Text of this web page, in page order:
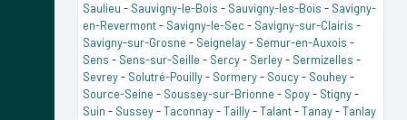
Saulieu - Sauvigny-le-Bois - Sauvigny-les-Bois - Savigny-
en-Revermont- Savigny-le-Sec - Savigny-sur-Clairis -
Savigny-sur-Grosne - Seignelay- Semur-en-Auxois -
Sens - Sens-sur-Seille - Sercy- Serley- Sermizelles -
Sevrey- Solutré-Pouilly- Sormery- Soucy- Souhey-
Source-Seine - Soussey-sur-Brionne - Spoy- Stigny-
Suin - Sussey-Taconnay-Tailly-Talant-Tanay-Tanlay